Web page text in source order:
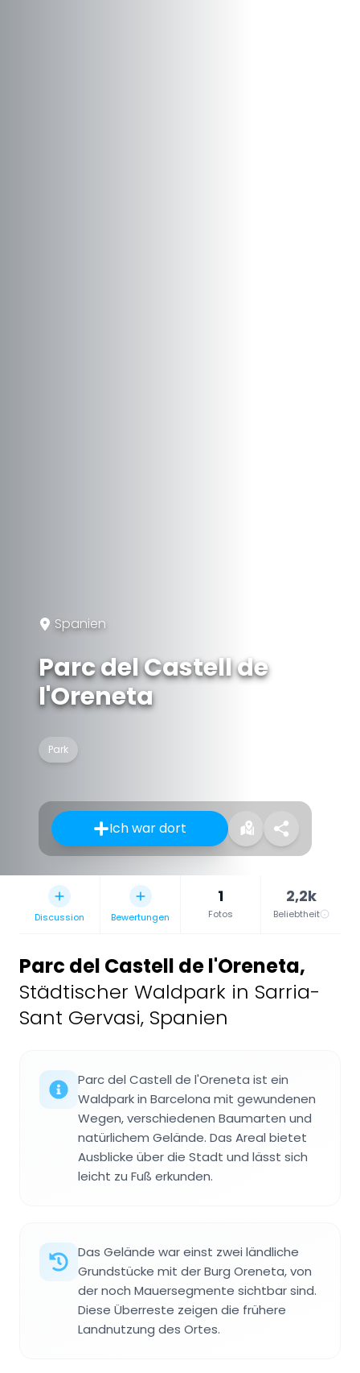
Spanien
Parc del Castell de
l'Oreneta
Park
Ich war dort
Discussion Bewertungen
1
Fotos
2,2k
Beliebtheit
Parc del Castell de l'Oreneta,
Städtischer Waldpark in Sarria-
Sant Gervasi, Spanien
Parc del Castell de l'Oreneta ist ein
Waldpark in Barcelona mit gewundenen
Wegen, verschiedenen Baumarten und
natürlichem Gelände. Das Areal bietet
Ausblicke über die Stadt und lässt sich
leicht zu Fuß erkunden.
Das Gelände war einst zwei ländliche
Grundstücke mit der Burg Oreneta, von
der noch Mauersegmente sichtbar sind.
Diese Überreste zeigen die frühere
Landnutzung des Ortes.